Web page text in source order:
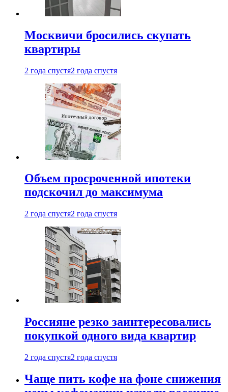
Москвичи бросились скупать
квартиры
2 года спустя2 года спустя
Объем просроченной ипотеки
подскочил до максимума
2 года спустя2 года спустя
Россияне резко заинтересовались
покупкой одного вида квартир
2 года спустя2 года спустя
Чаще пить кофе на фоне снижения